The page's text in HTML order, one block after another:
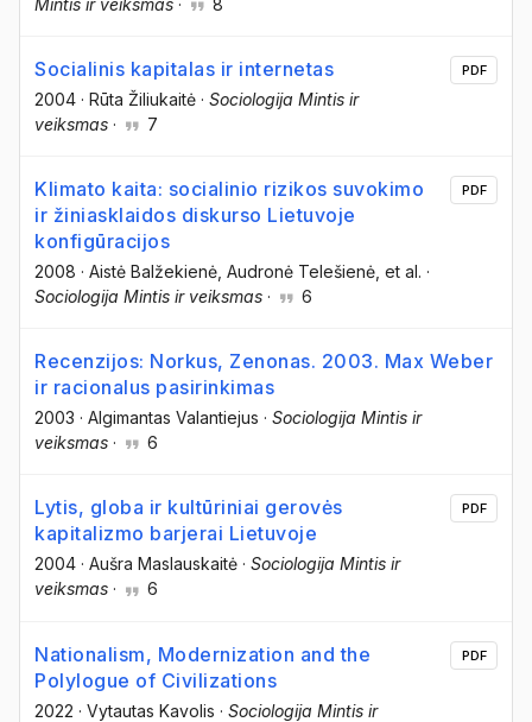
Socialinis kapitalas ir internetas
2004 · Rūta Žiliukaitė · Sociologija Mintis ir
veiksmas · 7
PDF
Klimato kaita: socialinio rizikos suvokimo
ir žiniasklaidos diskurso Lietuvoje
konfigūracijos
2008 · Aistė Balžekienė , Audronė Telešienė , et al. ·
Sociologija Mintis ir veiksmas · 6
PDF
Recenzijos: Norkus, Zenonas. 2003. Max Weber
ir racionalus pasirinkimas
2003 · Algimantas Valantiejus · Sociologija Mintis ir
veiksmas · 6
Lytis, globa ir kultūriniai gerovės
kapitalizmo barjerai Lietuvoje
2004 · Aušra Maslauskaitė · Sociologija Mintis ir
veiksmas · 6
PDF
Nationalism, Modernization and the
Polylogue of Civilizations
2022 · Vytautas Kavolis · Sociologija Mintis ir
PDF